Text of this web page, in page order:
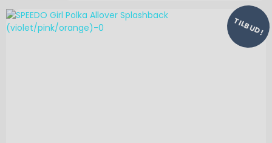
TILBUD!